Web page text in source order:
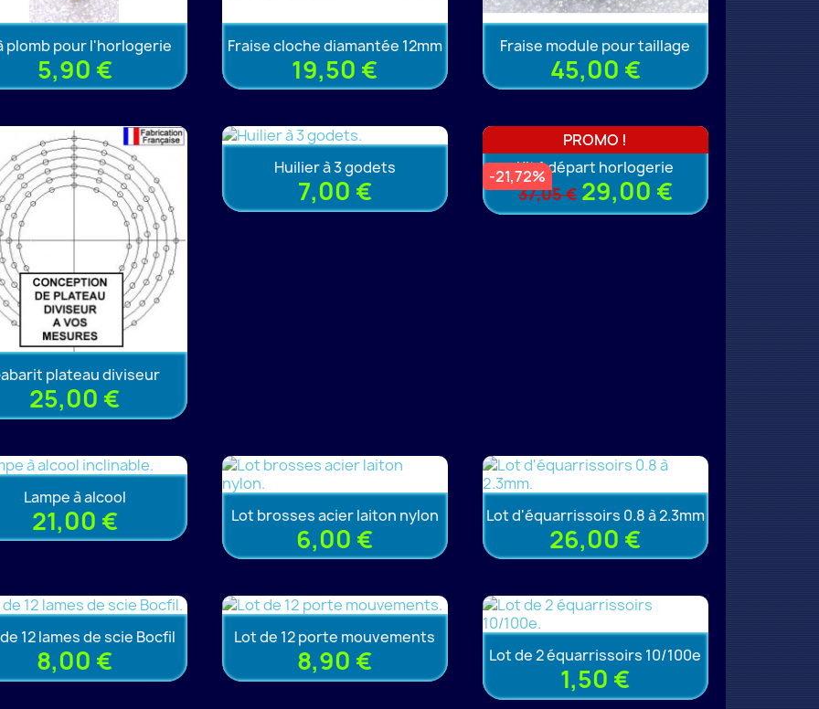
plomb pour l'horlogerie
5,90 €
Fraise cloche diamantée 12mm
19,50 €
Fraise module pour taillage
45,00 €
plateau diviseur
25,00 €
Huilier à 3 godets
7,00 €
Kit 1 départ horlogerie
37,05 € 29,00 €
PROMO !
-21,72%
Lampe à alcool
21,00 € Lot brosses acier laiton nylon
6,00 €
Lot d'équarrissoirs 0.8 à 2.3mm
26,00 €
12 lames de scie Bocfil
8,00 €
Lot de 12 porte mouvements
8,90 € Lot de 2 équarrissoirs 10/100e
1,50 €